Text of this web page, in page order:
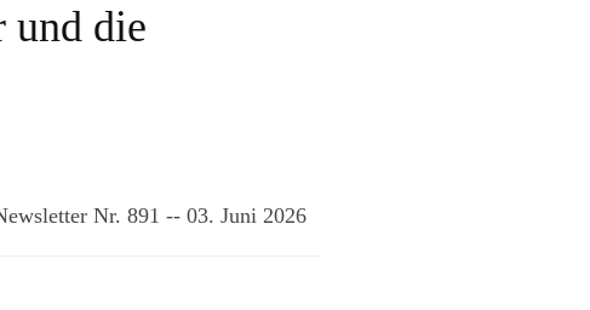
und die
Nr. 891 -- 03. Juni 2026